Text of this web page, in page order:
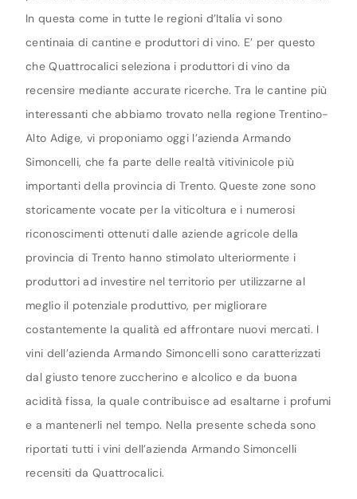
In questa come in tutte le regioni d’Italia vi sono
centinaia di cantine e produttori di vino. E’ per questo
che Quattrocalici seleziona i produttori di vino da
recensire mediante accurate ricerche. Tra le cantine più
interessanti che abbiamo trovato nella regione Trentino-
Alto Adige, vi proponiamo oggi l’azienda Armando
Simoncelli, che fa parte delle realtà vitivinicole più
importanti della provincia di Trento. Queste zone sono
storicamente vocate per la viticoltura e i numerosi
riconoscimenti ottenuti dalle aziende agricole della
provincia di Trento hanno stimolato ulteriormente i
produttori ad investire nel territorio per utilizzarne al
meglio il potenziale produttivo, per migliorare
costantemente la qualità ed affrontare nuovi mercati. I
vini dell’azienda Armando Simoncelli sono caratterizzati
dal giusto tenore zuccherino e alcolico e da buona
acidità fissa, la quale contribuisce ad esaltarne i profumi
e a mantenerli nel tempo. Nella presente scheda sono
riportati tutti i vini dell’azienda Armando Simoncelli
recensiti da Quattrocalici.